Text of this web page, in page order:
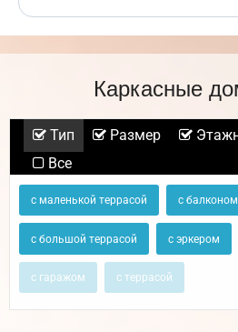
Каркасные
Тип Размер
Все
с маленькой террасой с балконом
с большой террасой с эркером
с гаражом с террасой